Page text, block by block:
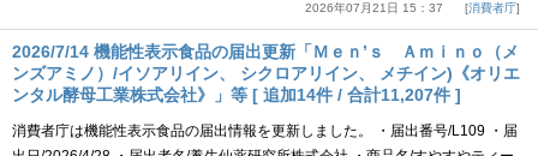
2026年07月21日 15：37 消費者庁
2026/7/14 機能性表示食品の届出更新「Ｍｅｎ’ｓ Ａｍｉｎｏ（メ
ンズアミノ）/イソアリイン、 シクロアリイン、 メチイン)《オリエ
ンタル酵母工業株式会社》」等 [ 追加14件 / 合計11,207件 ]
消費者庁は機能性表示食品の届出情報を更新しました。 ・届出番号/L109 ・届